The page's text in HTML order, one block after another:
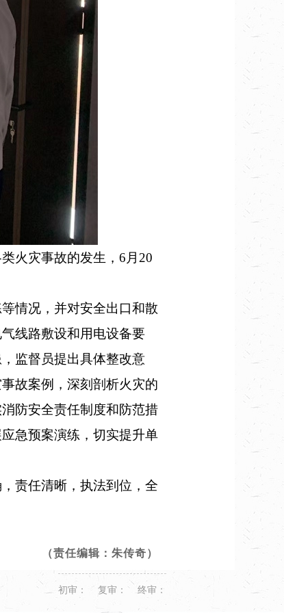
火灾事故的发生，6月20
情况，并对安全出口和散
线路敷设和用电设备要
监督员提出具体整改意
故案例，深刻剖析火灾的
防安全责任制度和防范措
急预案演练，切实提升单
责任清晰，执法到位，全
（责任编辑：朱传奇）
初审： 复审： 终审：